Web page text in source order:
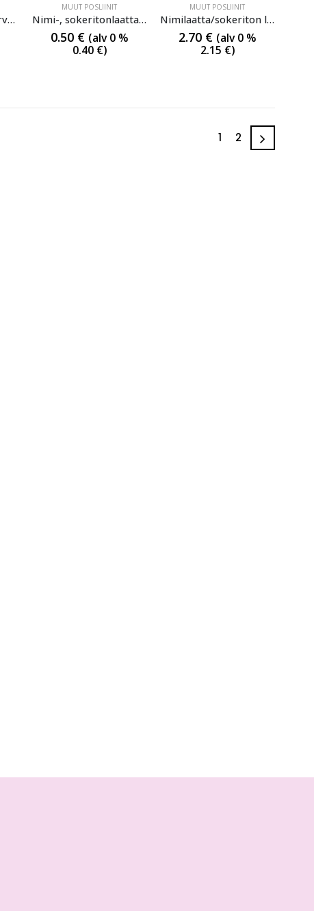
Kynttilämansetti/servettipidike Halk.6,5 cm
MUUT POSLIINIT
Nimi-, sokeritonlaatta & Sivellintuki Pituus 9 cm
0.50 € (alv 0 %
0.40 €)
MUUT POSLIINIT
Nimilaatta/sokeriton laatta Koko 6,5×11 cm
2.70 € (alv 0 %
2.15 €)
1 2